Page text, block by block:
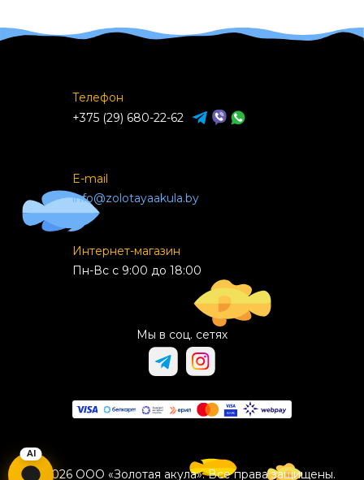
Телефон
+375 (29) 680-22-62
E-mail
info@zolotayaakula.by
Интернет-магазин
Пн-Вс с 9:00 до 18:00
Мы в соц. сетях
© 2026 ООО «Золотая акула». Все права защищены.